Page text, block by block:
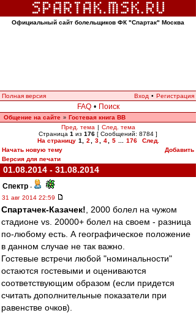
Официальный сайт болельщиков ФК "Спартак" Москва
Полная версия Вход • Регистрация
FAQ • Поиск
Общение на сайте » Гостевая книга ВВ
Пред. тема | След. тема
Страница 1 из 176 [ Сообщений: 8784 ]
На страницу 1 2 3 4 5 176
След.
Начать новую тему
Добавить
Версия для печати
01.08.2014 - 31.08.2014
Спектр -
31 авг 2014 22:59
Спартачек-Казачек! , 2000 болел на чужом
стадионе vs. 20000+ болел на своем - разница
по-любому есть. А географическое положение
в данном случае не так важно.
Гостевые встречи любой "номинальности"
остаются гостевыми и оцениваются
соответствующим образом (если придется
считать дополнительные показатели при
равенстве очков).